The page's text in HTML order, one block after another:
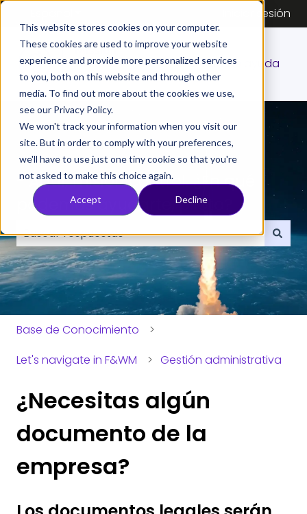
This website stores cookies on your computer.
These cookies are used to improve your website
experience and provide more personalized services
to you, both on this website and through other
media. To find out more about the cookies we use,
see our Privacy Policy.
We won't track your information when you visit our
site. But in order to comply with your preferences,
we'll have to use just one tiny cookie so that you're
not asked to make this choice again.
Accept Decline
Traducciones de Mostrar submenú de
Iniciar sesión
Centro de ayuda
- Aquí, misión control. ¿En qué
podemos ayudarte, piloto?
No hay sugerencias porque el campo de
Base de Conocimiento
Let's navigate in F&WM
Gestión administrativa
¿Necesitas algún
documento de la
empresa?